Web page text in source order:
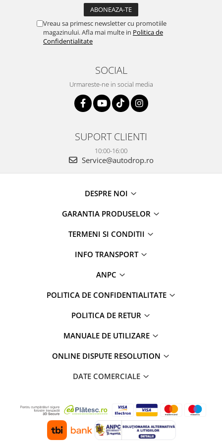
Vreau sa primesc newsletter cu promotiile
magazinului. Afla mai multe in Politica de
Confidentialitate
SOCIAL
Urmareste-ne in social media
SUPORT CLIENTI
10:00-16:00
Service@autodrop.ro
DESPRE NOI
GARANTIA PRODUSELOR
TERMENI SI CONDITII
INFO TRANSPORT
ANPC
POLITICA DE CONFIDENTIALITATE
POLITICA DE RETUR
MANUALE DE UTILIZARE
ONLINE DISPUTE RESOLUTION
DATE COMERCIALE